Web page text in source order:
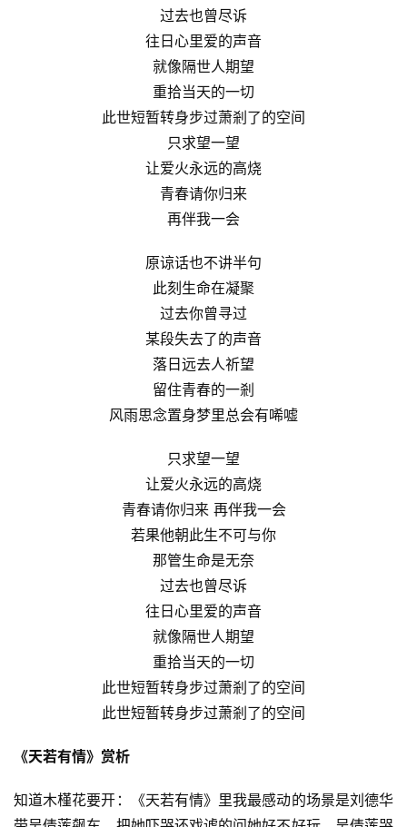
过去也曾尽诉
往日心里爱的声音
就像隔世人期望
重拾当天的一切
此世短暂转身步过萧剎了的空间
只求望一望
让爱火永远的高烧
青春请你归来
再伴我一会
原谅话也不讲半句
此刻生命在凝聚
过去你曾寻过
某段失去了的声音
落日远去人祈望
留住青春的一剎
风雨思念置身梦里总会有唏嘘
只求望一望
让爱火永远的高烧
青春请你归来 再伴我一会
若果他朝此生不可与你
那管生命是无奈
过去也曾尽诉
往日心里爱的声音
就像隔世人期望
重拾当天的一切
此世短暂转身步过萧剎了的空间
此世短暂转身步过萧剎了的空间
《天若有情》赏析
知道木槿花要开：《天若有情》里我最感动的场景是刘德华